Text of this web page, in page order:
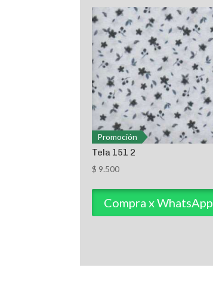
Promoción
Tela 151 2
$ 9.500
Compra x WhatsApp